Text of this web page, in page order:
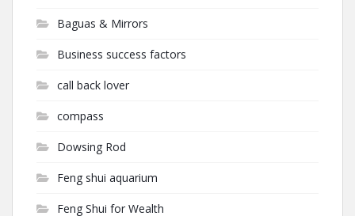
Baguas & Mirrors
Business success factors
call back lover
compass
Dowsing Rod
Feng shui aquarium
Feng Shui for Wealth